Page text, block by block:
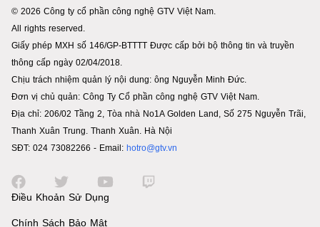
© 2026 Công ty cổ phần công nghệ GTV Việt Nam.
All rights reserved.
Giấy phép MXH số 146/GP-BTTTT Được cấp bởi bộ thông tin và truyền
thông cấp ngày 02/04/2018.
Chịu trách nhiệm quản lý nội dung: ông Nguyễn Minh Đức.
Đơn vị chủ quản: Công Ty Cổ phần công nghệ GTV Việt Nam.
Địa chỉ: 206/02 Tầng 2, Tòa nhà No1A Golden Land, Số 275 Nguyễn Trãi,
Thanh Xuân Trung. Thanh Xuân. Hà Nội
SĐT: 024 73082266 - Email: hotro@gtv.vn
Điều Khoản Sử Dụng
Chính Sách Bảo Mật